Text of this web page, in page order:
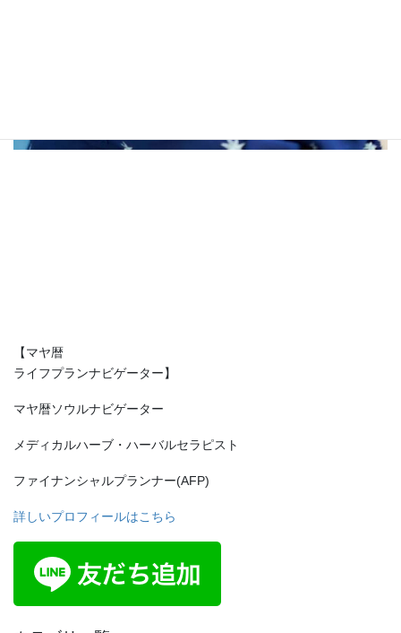
【マヤ暦
ライフプランナビゲーター】
マヤ暦ソウルナビゲーター
メディカルハーブ・ハーバルセラピスト
ファイナンシャルプランナー(AFP)
詳しいプロフィールはこちら